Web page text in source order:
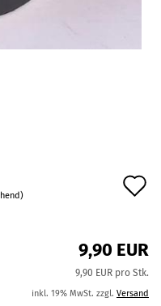
9,90 EUR
9,90 EUR pro Stk.
inkl. 19% MwSt. zzgl. Versand